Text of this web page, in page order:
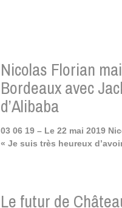
Nicolas Florian
Bordeaux avec
d’Alibaba
03 06 19 – Le 22 mai 2019
« Je suis très heureux
Le futur de